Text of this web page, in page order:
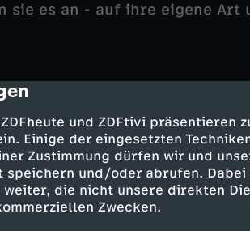
und ZDFtivi präsentieren
Einige der eingesetzten
Zustimmung dürfen wir und
und/oder abrufen. Dabei
die nicht unsere direkten
Zwecken.
sie es an - auf ihre eigene Art
Suche nach Volkans
noch Ärger mit Jessica, weil
hat. Schließlich kommt